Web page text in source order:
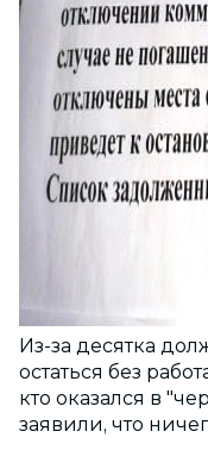
Из-за десятка
остаться без
кто оказался в
заявили, что